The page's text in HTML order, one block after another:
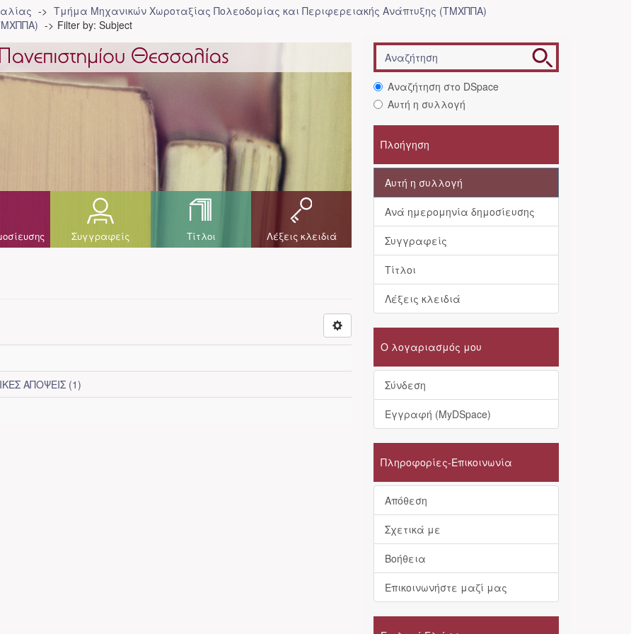
Τμήμα Μηχανικών Χωροταξίας Πολεοδομίας και Περιφερειακής Ανάπτυξης (ΤΜΧΠΠΑ)
Filter by: Subject
Συγγραφείς Τίτλοι Λέξεις κλειδιά
ΑΠΟΨΕΙΣ (1)
Αναζήτηση στο DSpace
Αυτή η συλλογή
Πλοήγηση
Αυτή η συλλογή
Ανά ημερομηνία δημοσίευσης
Συγγραφείς
Τίτλοι
Λέξεις κλειδιά
Ο λογαριασμός μου
Σύνδεση
Εγγραφή (MyDSpace)
Πληροφορίες-Επικοινωνία
Απόθεση
Σχετικά με
Βοήθεια
Επικοινωνήστε μαζί μας